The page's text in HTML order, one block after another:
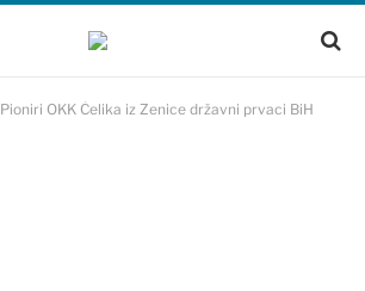
Pioniri OKK Čelika iz Zenice državni prvaci BiH